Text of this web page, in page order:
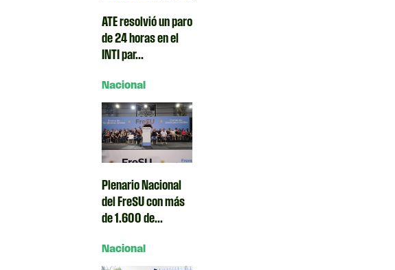
ATE resolvió un paro
de 24 horas en el
INTI par...
Nacional
Plenario Nacional
del FreSU con más
de 1.600 de...
Nacional